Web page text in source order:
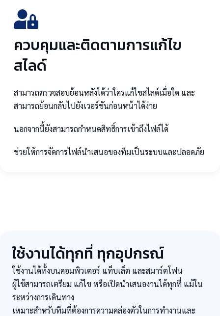
ควบคุมและติดตามการแก้ไข
สไลด์
สามารถตรวจสอบย้อนหลังได้ว่าใครแก้ไขสไลด์เมื่อใด และ
สามารถย้อนกลับไปยังเวอร์ชันก่อนหน้าได้ง่าย
นอกจากนี้ยังสามารถกำหนดสิทธิ์การเข้าถึงไฟล์ได้
ช่วยให้การจัดการไฟล์นำเสนอของทีมเป็นระบบและปลอดภัย
ใช้งานได้ทุกที่ ทุกอุปกรณ์
ใช้งานได้ทั้งบนคอมพิวเตอร์ แท็บเล็ต และสมาร์ตโฟน
ผู้ใช้สามารถเตรียม แก้ไข หรือเปิดนำเสนองานได้ทุกที่ แม้ใน
ระหว่างการเดินทาง
เหมาะสำหรับทีมที่ต้องการความคล่องตัวในการทำงานและ